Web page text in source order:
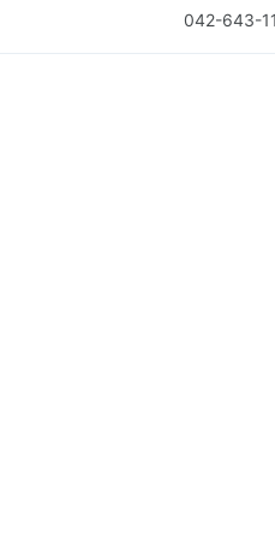
042-643-